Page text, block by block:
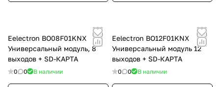
Eelectron BO08F01KNX
Универсальный модуль, 8
выходов + SD-КАРТА
0 0 В наличии
Eelectron BO12F01KNX
Универсальный модуль 12
выходов + SD-КАРТА
0 0 В наличии